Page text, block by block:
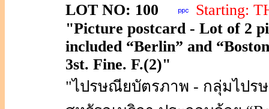
LOT NO: 100
Starting:
"Picture postcard - Lot of 2
included “Berlin” and
3st. Fine. F.(2)"
"ไปรษณียบัตรภาพ - กลุ่มไปร